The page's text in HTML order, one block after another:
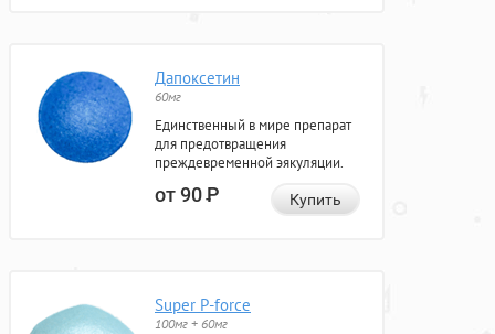
Дапоксетин
60мг
Единственный в мире препарат
для предотвращения
преждевременной эякуляции.
от 90Р Купить
Super P-force
100мг + 60мг